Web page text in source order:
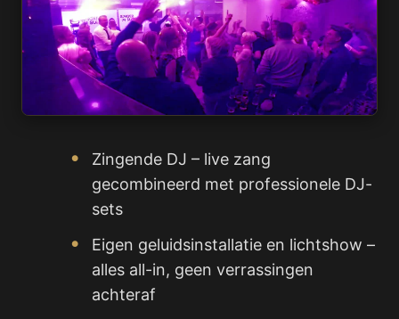
Zingende DJ – live zang
gecombineerd met professionele DJ-
sets
Eigen geluidsinstallatie en lichtshow –
alles all-in, geen verrassingen
achteraf